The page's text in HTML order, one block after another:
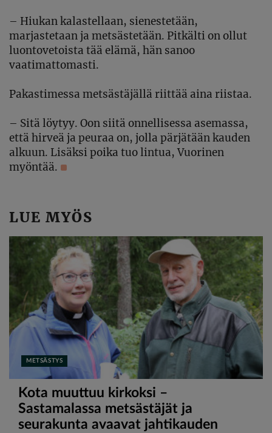
– Hiukan kalastellaan, sienestetään,
marjastetaan ja metsästetään. Pitkälti on ollut
luontovetoista tää elämä, hän sanoo
vaatimattomasti.
Pakastimessa metsästäjällä riittää aina riistaa.
– Sitä löytyy. Oon siitä onnellisessa asemassa,
että hirveä ja peuraa on, jolla pärjätään kauden
alkuun. Lisäksi poika tuo lintua, Vuorinen
myöntää.
LUE MYÖS
METSÄSTYS
Kota muuttuu kirkoksi –
Sastamalassa metsästäjät ja
seurakunta avaavat jahtikauden